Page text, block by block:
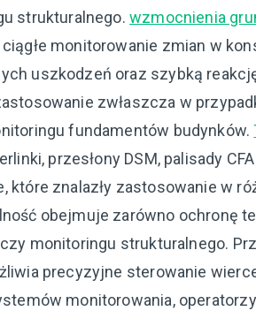
strukturalnego.wzmocnienia
monitorowanie zmian w
uszkodzeń oraz szybką
zwłaszcza w
fundamentów budynków.
przesłony DSM, palisady
które znalazły zastosowanie w
obejmuje zarówno ochronę
monitoringu strukturalnego.
precyzyjne sterowanie
monitorowania,